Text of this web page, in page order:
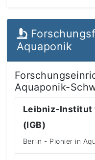
Aquaponik
Aquaponik-
Leibniz-Institut
(IGB)
Berlin - Pionier in